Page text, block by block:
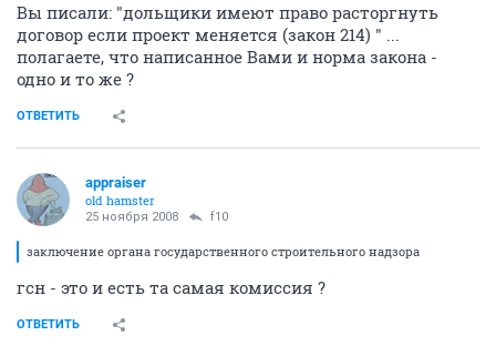
Вы писали: "дольщики имеют право расторгнуть
договор если проект меняется (закон 214) " ...
полагаете, что написанное Вами и норма закона -
одно и то же ?
ОТВЕТИТЬ
appraiser
old hamster
25 ноября 2008 f10
заключение органа государственного строительного надзора
гсн - это и есть та самая комиссия ?
ОТВЕТИТЬ